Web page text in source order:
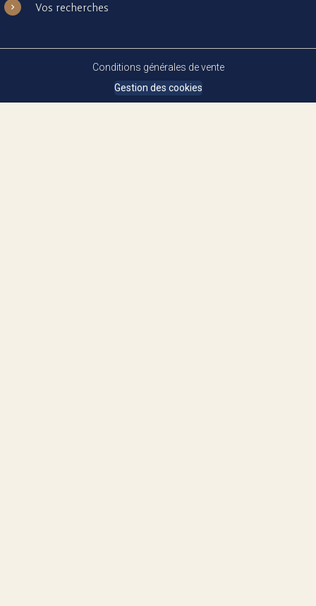
Vos recherches
Conditions générales de vente
Gestion des cookies